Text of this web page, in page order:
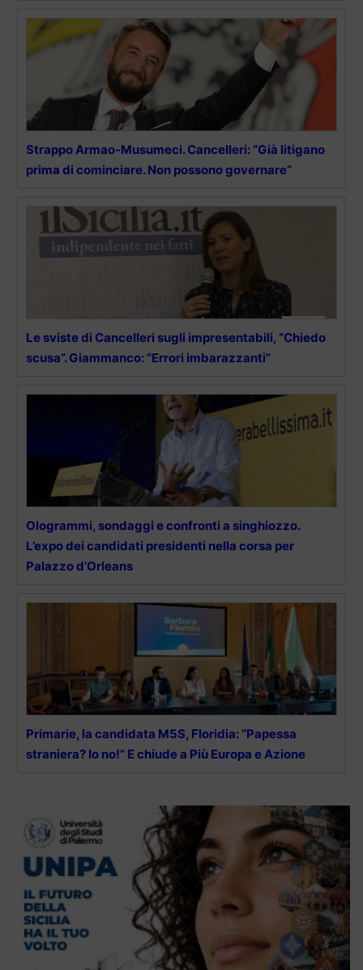
Strappo Armao-Musumeci. Cancelleri: “Già litigano
prima di cominciare. Non possono governare”
Le sviste di Cancelleri sugli impresentabili, “Chiedo
scusa”. Giammanco: “Errori imbarazzanti”
Ologrammi, sondaggi e confronti a singhiozzo.
L’expo dei candidati presidenti nella corsa per
Palazzo d’Orleans
Primarie, la candidata M5S, Floridia: “Papessa
straniera? Io no!” E chiude a Più Europa e Azione